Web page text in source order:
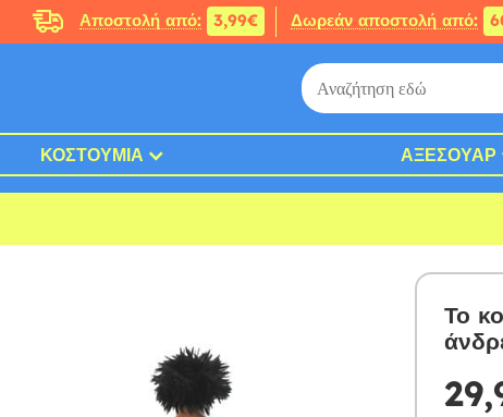
Αποστολή από: 3,99€ Δωρεάν αποστολή από:
ΚΟΣΤΟΎΜΙΑ ΑΞΕΣΟΥΆΡ
Το